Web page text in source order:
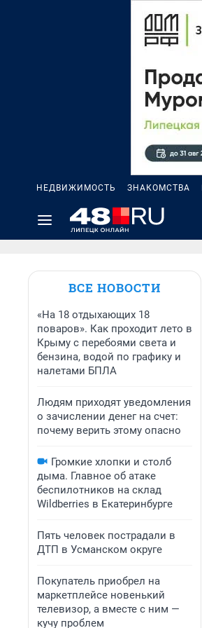
НЕДВИЖИМОСТЬ ЗНАКОМСТВА
ВСЕ НОВОСТИ
«На 18 отдыхающих 18
поваров». Как проходит лето в
Крыму с перебоями света и
бензина, водой по графику и
налетами БПЛА
Людям приходят уведомления
о зачислении денег на счет:
почему верить этому опасно
Громкие хлопки и столб
дыма. Главное об атаке
беспилотников на склад
Wildberries в Екатеринбурге
Пять человек пострадали в
ДТП в Усманском округе
Покупатель приобрел на
маркетплейсе новенький
телевизор, а вместе с ним —
кучу проблем